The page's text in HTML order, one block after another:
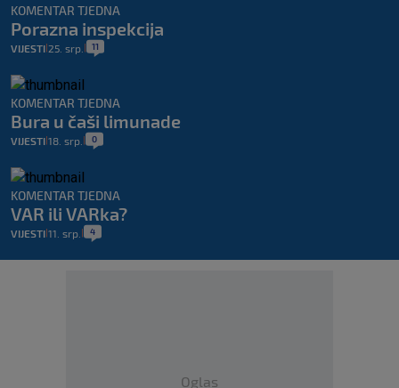
KOMENTAR TJEDNA
Porazna inspekcija
VIJESTI 25. srp. 11
KOMENTAR TJEDNA
Bura u čaši limunade
VIJESTI 18. srp. 0
KOMENTAR TJEDNA
VAR ili VARka?
VIJESTI 11. srp. 4
Oglas